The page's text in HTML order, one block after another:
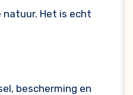
natuur. Het is echt
bescherming en